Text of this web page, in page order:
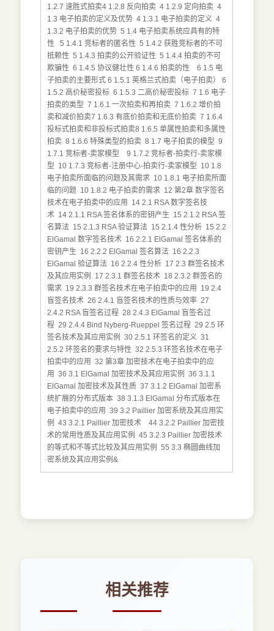
1.2.7 速胜式拍卖4 1.2.8 反向拍卖 4 1.2.9 定向拍卖 4
1.3 电子拍卖的定义及优势 4 1.3.1 电子拍卖的定义 4
1.3.2 电子拍卖的优势 5 1.4 电子拍卖系统应具有的特
性 5 1.4.1 竞标者的匿名性 5 1.4.2 获胜竞标者的不可
抵赖性 5 1.4.3 拍卖的公开验证性 5 1.4.4 拍卖的不可
欺骗性 6 1.4.5 协议健壮性 6 1.4.6 拍卖的性 6 1.5 电
子拍卖的主要形式 6 1.5.1 英格兰式拍卖（电子拍卖） 6
1.5.2 高价秘密投标 6 1.5.3 二高价秘密投标 7 1.6 电子
拍卖的类型 7 1.6.1 一次拍卖和再拍卖 7 1.6.2 增价拍
卖和减价拍卖7 1.6.3 有底价拍卖和无底价拍卖 7 1.6.4
投标式拍卖和非投标式拍卖8 1.6.5 单属性拍卖和多属性
拍卖 8 1.6.6 特殊类型的拍卖 8 1.7 电子拍卖的模型 9
1.7.1 竞标者-卖家模型 9 1.7.2 竞标者-拍卖行-卖家模
型 10 1.7.3 竞标者-注册中心-拍卖行-卖家模型 10 1.8
电子拍卖所面临的问题及其需求 10 1.8.1 电子拍卖所面
临的问题 10 1.8.2 电子拍卖的需求 12 第2章 数字签名
技术在电子拍卖中的应用 14 2.1 RSA 数字签名技
术 14 2.1.1 RSA 签名体系的密钥产生 15 2.1.2 RSA 签
名算法 15 2.1.3 RSA 验证算法 15 2.1.4 性分析 15 2.2
ElGamal 数字签名技术 16 2.2.1 ElGamal 签名体系的
密钥产生 16 2.2.2 ElGamal 签名算法 16 2.2.3
ElGamal 验证算法 16 2.2.4 性分析 17 2.3 群签名技术
及其应用实例 17 2.3.1 群签名技术 18 2.3.2 群签名的
需求 19 2.3.3 群签名技术在电子拍卖中的应用 19 2.4
盲签名技术 26 2.4.1 盲签名技术的性质与效率 27
2.4.2 RSA 盲签名过程 28 2.4.3 ElGamal 盲签名过
程 29 2.4.4 Bind Nyberg-Rueppel 签名过程 29 2.5 环
签名技术及其应用实例 30 2.5.1 环签名的定义 31
2.5.2 环签名的要求与特性 32 2.5.3 环签名技术在电子
拍卖中的应用 32 第3章 加密技术在电子拍卖中的应
用 36 3.1 ElGamal 加密技术及其应用实例 36 3.1.1
ElGamal 加密技术及其性质 37 3.1.2 ElGamal 加密系
统扩展的分布式版本 38 3.1.3 ElGamal 分布式版本在
电子拍卖中的应用 39 3.2 Paillier 加密系统及其应用实
例 43 3.2.1 Paillier 加密技术 44 3.2.2 Paillier 加密技
术的常用性质及其应用实例 45 3.2.3 Paillier 加密技术
的等式和不等式比较及其应用实例 55 3.3 椭圆曲线加
密系统及其应用实例&
相关推荐